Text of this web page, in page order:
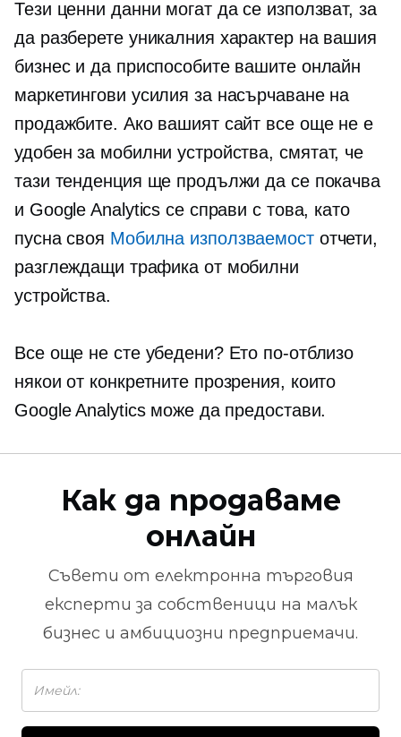
Тези ценни данни могат да се използват, за
да разберете уникалния характер на вашия
бизнес и да приспособите вашите онлайн
маркетингови усилия за насърчаване на
продажбите. Ако вашият сайт все още не е
удобен за мобилни устройства, смятат, че
тази тенденция ще продължи да се покачва
и Google Analytics се справи с това, като
пусна своя Мобилна използваемостотчети,
разглеждащи трафика от мобилни
устройства.
Все още не сте убедени? Ето по-отблизо
някои от конкретните прозрения, които
Google Analytics може да предостави.
Как да продаваме
онлайн
Съвети от електронна търговия
експерти за собственици на малък
бизнес и амбициозни предприемачи.